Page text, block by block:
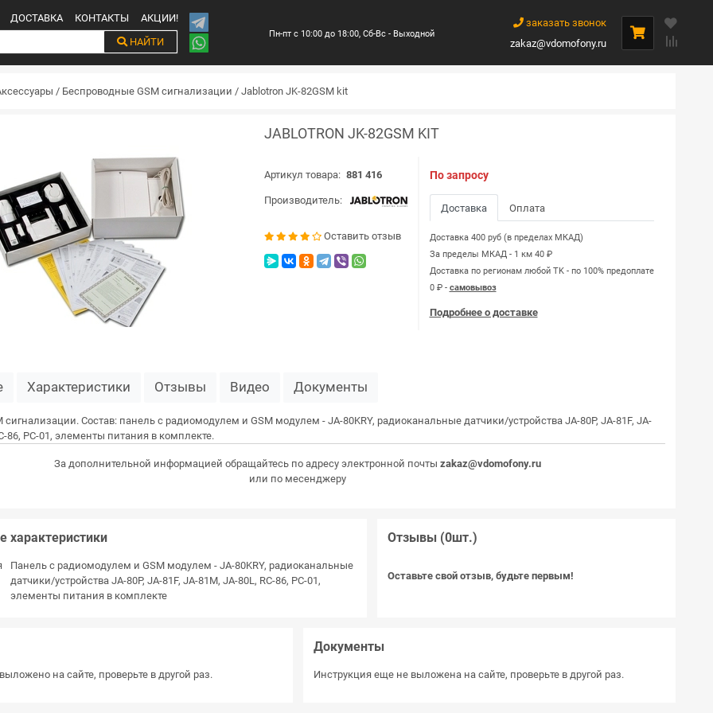
ДОСТАВКА КОНТАКТЫ
АКЦИИ!
НАЙТИ
Пн-пт с 10:00 до 18:00, Сб-Вс - Выходной
заказать звонок
zakaz@vdomofony.ru
/ Беспроводные GSM сигнализации / Jablotron JK-82GSM kit
JABLOTRON JK-82GSM KIT
Артикул товара: 881 416
Производитель:
Оставить отзыв
По запросу
Доставка Оплата
Доставка 400 руб (в пределах МКАД)
За пределы МКАД - 1 км 40 ₽
Доставка по регионам любой TK - по 100% предоплате
0 ₽ - самовывоз
Подробнее о доставке
Характеристики Отзывы Видео Документы
сигнализации. Состав: панель c радиомодулем и GSM модулем - JA-80KRY, радиоканальные датчики/устройства JA-80P, JA-81F, JA-
86, PC-01, элементы питания в комплекте.
За дополнительной информацией обращайтесь по адресу электронной почты zakaz@vdomofony.ru
или по месенджеру
характеристики
Панель c радиомодулем и GSM модулем - JA-80KRY, радиоканальные
датчики/устройства JA-80P, JA-81F, JA-81M, JA-80L, RC-86, PC-01,
элементы питания в комплекте
Отзывы (0шт.)
Оставьте свой отзыв, будьте первым!
на сайте, проверьте в другой раз.
Документы
Инструкция еще не выложена на сайте, проверьте в другой раз.